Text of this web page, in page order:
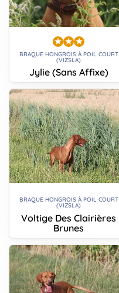
BRAQUE HONGROIS À POIL COURT
(VIZSLA)
Jylie (Sans Affixe)
BRAQUE HONGROIS À POIL COURT
(VIZSLA)
Voltige Des Clairières
Brunes